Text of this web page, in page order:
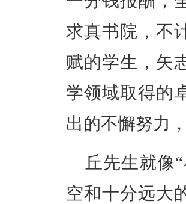
求真书院，不
赋的学生，矢
学领域取得的
出的不懈努力
丘先生就像
空和十分远大